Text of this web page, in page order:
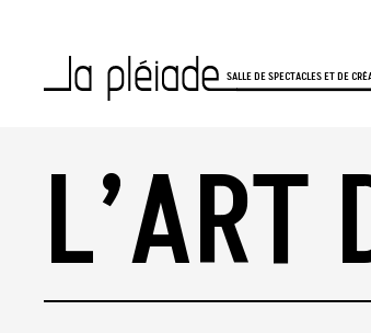
SALLE DE SPECTACLES ET DE
L’ART